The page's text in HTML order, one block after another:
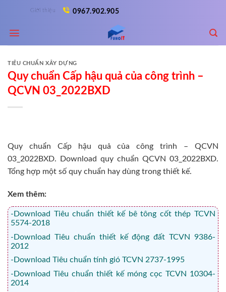
content
Giới thiệu 0967.902.905
TIÊU CHUẨN XÂY DỰNG
Quy chuẩn Cấp hậu quả của công trình –
QCVN 03_2022BXD
Quy chuẩn Cấp hậu quả của công trình – QCVN
03_2022BXD. Download quy chuẩn QCVN 03_2022BXD.
Tổng hợp một số quy chuẩn hay dùng trong thiết kế.
Xem thêm:
-Download Tiêu chuẩn thiết kế bê tông cốt thép TCVN
5574-2018
-Download Tiêu chuẩn thiết kế động đất TCVN 9386-
2012
-Download Tiêu chuẩn tính gió TCVN 2737-1995
-Download Tiêu chuẩn thiết kế móng cọc TCVN 10304-
2014